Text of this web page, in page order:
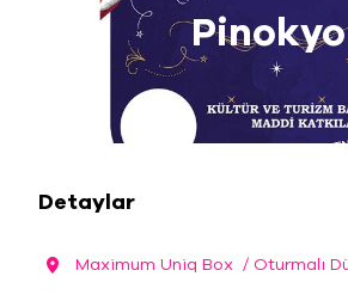
Pinokyo
Detaylar
Maximum Uniq Box / Oturmalı